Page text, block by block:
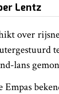
Lentz
over
lans
Empas